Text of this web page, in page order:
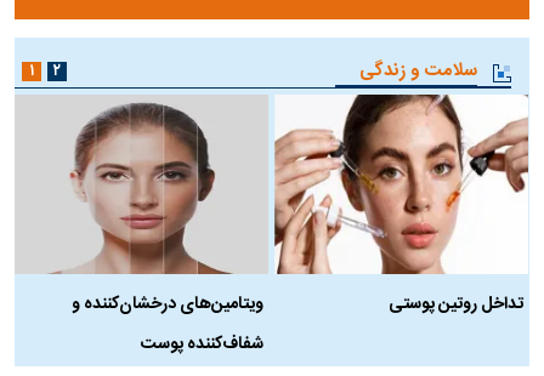
سلامت و زندگی
تداخل روتین پوستی
ویتامین‌های درخشان‌کننده و
شفاف‌کننده پوست
۱ ۲